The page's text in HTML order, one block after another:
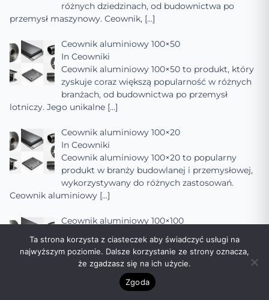
różnych dziedzinach, od budownictwa po
przemysł maszynowy. Ceownik, […]
Ceownik aluminiowy 100×50
In Ceowniki
Ceownik aluminiowy 100×50 to produkt, który
zyskuje coraz większą popularność w różnych
branżach, od budownictwa po przemysł
lotniczy. Jego unikalne […]
Ceownik aluminiowy 100×20
In Ceowniki
Ceownik aluminiowy 100×20 to popularny
produkt w branży budowlanej i przemysłowej,
wykorzystywany do różnych zastosowań.
Ceownik aluminiowy […]
Ceownik aluminiowy 100×100
Ceownik aluminiowy 100×100 to popularny
element konstrukcyjny, szeroko stosowany w
budownictwie, przemyśle samochodowym,
[…]
Ta strona korzysta z ciasteczek aby świadczyć usługi na
najwyższym poziomie. Dalsze korzystanie ze strony oznacza,
że zgadzasz się na ich użycie.
Zgoda